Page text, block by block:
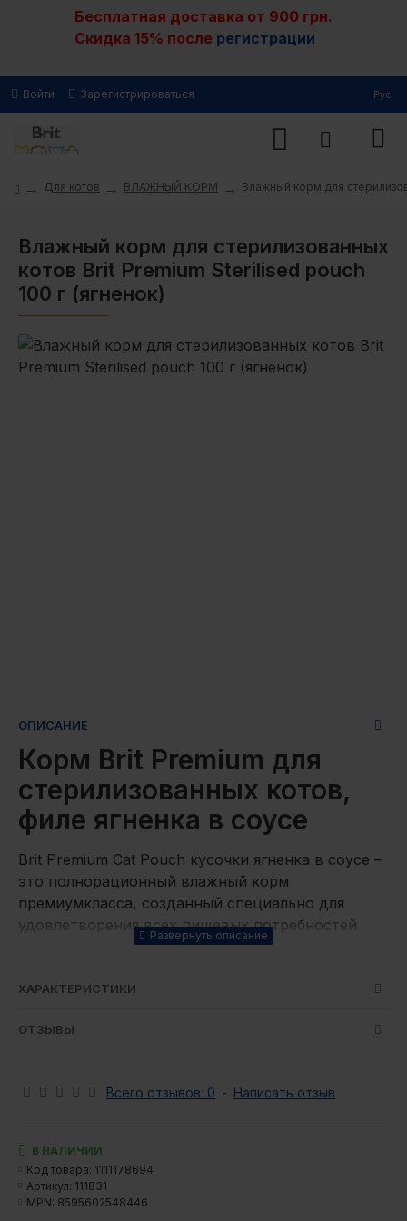
Бесплатная доставка от 900 грн.
Скидка 15% после регистрации
Войти Зарегистрироваться Рус
Для котов ВЛАЖНЫЙ КОРМ Влажный корм для
Влажный корм для стерилизованных
котов Brit Premium Sterilised pouch
100 г (ягненок)
ОПИСАНИЕ
Корм Brit Premium для
стерилизованных котов,
филе ягненка в соусе
Brit Premium Cat Pouch кусочки ягненка в соусе –
это полнорационный влажный корм
премиумкласса, созданный специально для
удовлетворения всех пищевых потребностей
стерилизованных котов. Этот продукт отлично
стерилизованных питомцев и отвечает их
Нежный соус идеально подчеркивает вкус
мясных кусочков, создавая настоящее
любимца.
Содержит высококачественное мясо и
мясные субпродукты (87%)
ХАРАКТЕРИСТИКИ
ОТЗЫВЫ
Всего отзывов: 0 - Написать отзыв
В НАЛИЧИИ
Код товара: 1111178694
Артикул: 111831
MPN: 8595602548446